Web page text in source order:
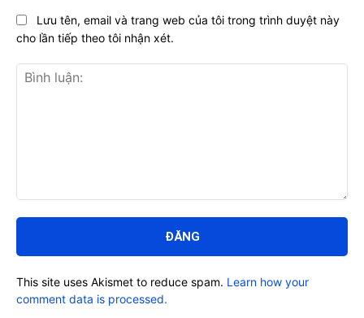
luận:
Lưu tên, email và trang web của tôi trong trình duyệt này
cho lần tiếp theo tôi nhận xét.
This site uses Akismet to reduce spam. Learn how your
comment data is processed.